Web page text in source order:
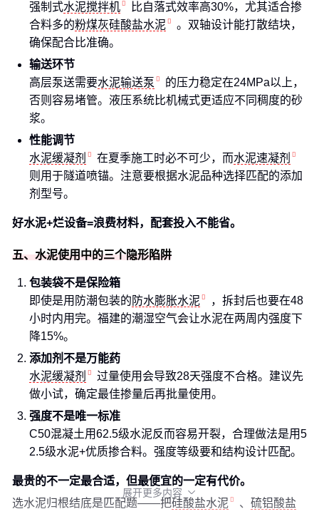
强制式水泥搅拌机
比自落式效率高30%，尤其适合掺
合料多的粉煤灰硅酸盐水泥
。双轴设计能打散结块，
确保配合比准确。
输送环节
高层泵送需要水泥输送泵
的压力稳定在24MPa以上，
否则容易堵管。液压系统比机械式更适应不同稠度的砂
浆。
性能调节
水泥缓凝剂
在夏季施工时必不可少，而水泥速凝剂
则用于隧道喷锚。注意要根据水泥品种选择匹配的添加
剂型号。
好水泥+烂设备=浪费材料，配套投入不能省。
五、水泥使用中的三个隐形陷阱
包装袋不是保险箱
即使是用防潮包装的 防水膨胀水泥
，拆封后也要在48
小时内用完。福建的潮湿空气会让水泥在两周内强度下
降15%。
添加剂不是万能药
水泥缓凝剂
过量使用会导致28天强度不合格。建议先
做小试，确定最佳掺量后再批量使用。
强度不是唯一标准
C50混凝土用62.5级水泥反而容易开裂，合理做法是用5
2.5级水泥+优质掺合料。强度等级要和结构设计匹配。
最贵的不一定最合适，但最便宜的一定有代价。
选水泥归根结底是匹配题——把硅酸盐水泥 、 硫铝酸盐
展开更多内容 